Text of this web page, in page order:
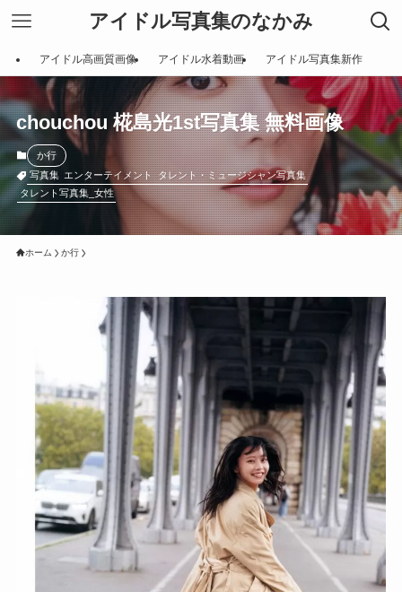
アイドル写真集のなかみ
アイドル高画質画像 アイドル水着動画 アイドル写真集新作
chouchou 椛島光1st写真集 無料画像
か行
写真集 エンターテイメント タレント・ミュージシャン写真集
タレント写真集_女性
ホーム か行